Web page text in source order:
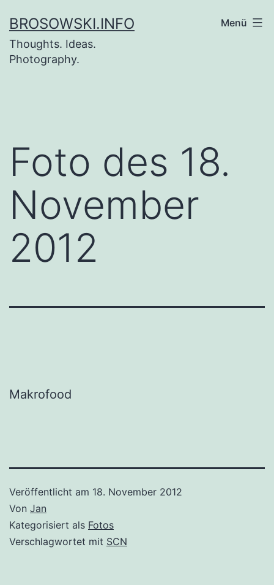
Inhalt
springen
BROSOWSKI.INFO
Thoughts. Ideas.
Photography.
Menü
Foto des 18.
November
2012
Makrofood
Veröffentlicht am 18. November 2012
Von Jan
Kategorisiert als Fotos
Verschlagwortet mit SCN